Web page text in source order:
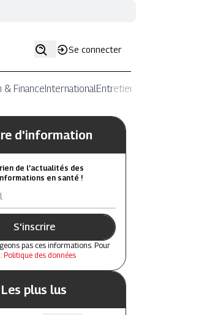
Se connecter
& FinanceInternationalEntretiens
d'information
de l’actualités des
en santé !
S'inscrire
pas ces informations. Pour
Politique des données
Les plus lus